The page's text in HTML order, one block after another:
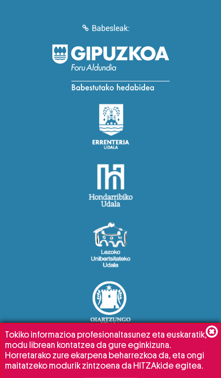
Babesleak:
Tokiko informazioa profesionaltasunez eta euskaratik,
modu librean kontatzea da gure eginkizuna.
Horretarako zure ekarpena beharrezkoa da, eta ongi
maitatzeko modurik zintzoena da HITZAkide egitea.